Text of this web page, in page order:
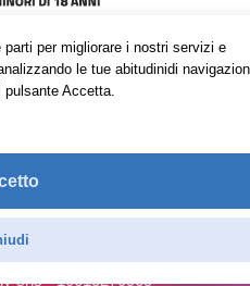
per migliorare i nostri servizi e
le tue abitudinidi
Accetta.
su:
srls - 10613270965